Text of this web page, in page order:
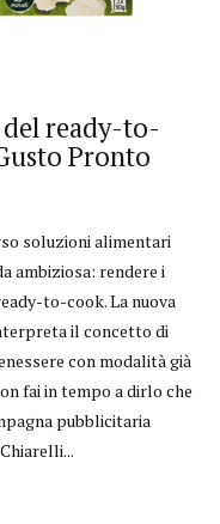
ready-to-
Pronto
soluzioni alimentari
ambiziosa: rendere i
to-cook. La nuova
il concetto di
con modalità già
fai in tempo a dirlo che
pubblicitaria